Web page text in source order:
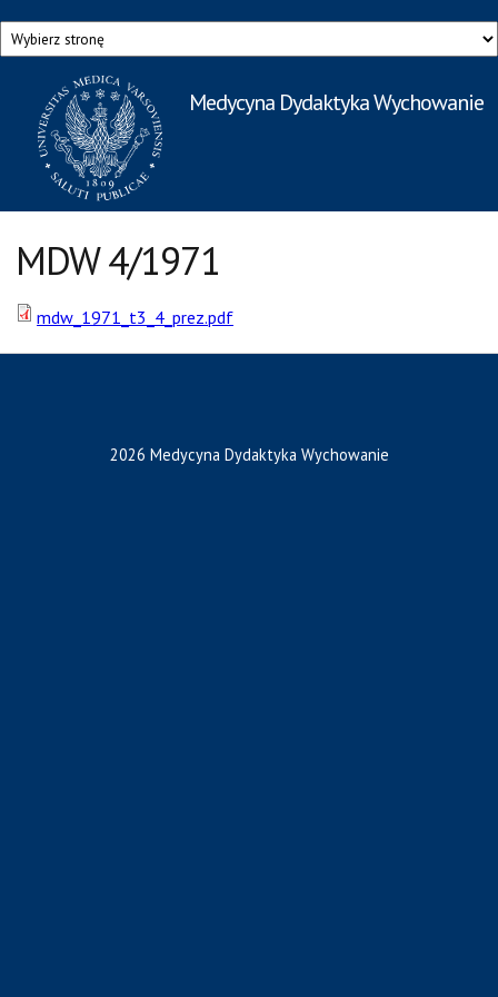
Przejdź do treści
Medycyna Dydaktyka Wychowanie
Rzecznik Prasowy
Warszawskiego Uniwersytetu Medycznego
MDW 4/1971
mdw_1971_t3_4_prez.pdf
2026 Medycyna Dydaktyka Wychowanie